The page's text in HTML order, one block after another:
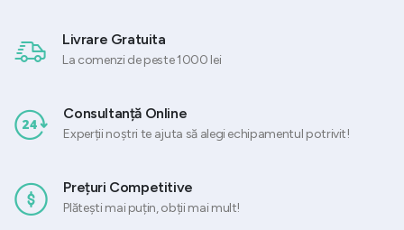
Livrare Gratuita
La comenzi de peste 1000 lei
Consultanță Online
Experții noștri te ajuta să alegi echipamentul potrivit!
Prețuri Competitive
Plătești mai puțin, obții mai mult!